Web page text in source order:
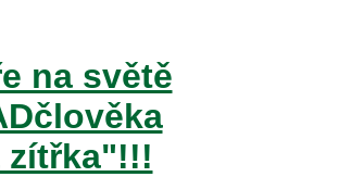
na světě
zítřka"!!!